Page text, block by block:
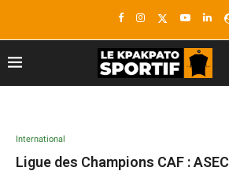
International
Ligue des Champions CAF :